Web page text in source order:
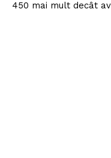
450 mai mult decât